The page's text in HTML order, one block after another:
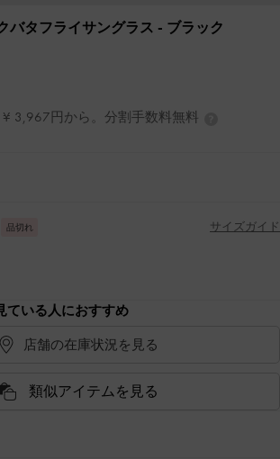
バタフライサングラス - ブラック
3,967円から。分割手数料無料
品切れ サイズガイド
ている人におすすめ
店舗の在庫状況を見る
類似アイテムを見る